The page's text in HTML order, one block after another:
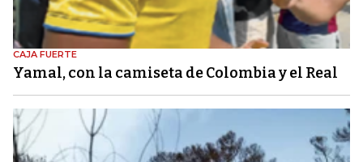
CAJA FUERTE
Yamal, con la camiseta de Colombia y el Real